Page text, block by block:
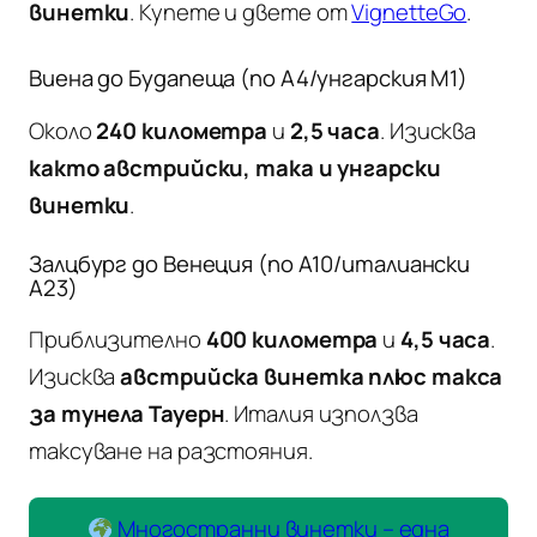
винетки. Купете и двете отVignetteGo.
Виена до Будапеща (по A4/унгарския M1)
Около240 километра и 2,5 часа. Изисква
както австрийски, така и унгарски
винетки.
Залцбург до Венеция (по A10/италиански
A23)
Приблизително 400 километра и 4,5 часа.
Изискваавстрийска винетка плюс такса
за тунела Тауерн. Италия използва
таксуване на разстояния.
Многостранни винетки – една